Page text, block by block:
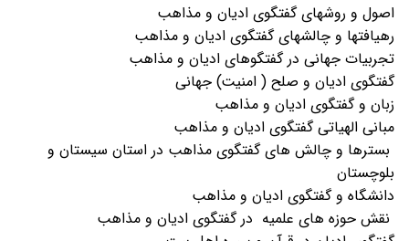
اصول و روشهای گفتگوی ادیان و مذاهب
رهیافت­ها و چالش­های گفتگوی ادیان و مذاهب
تجربیات جهانی در گفتگوهای ادیان و مذاهب
گفتگوی ادیان و صلح ( امنیت) جهانی
زبان و گفتگوی ادیان و مذاهب
مبانی الهیاتی گفتگوی ادیان و مذاهب
بسترها و چالش های گفتگوی مذاهب در استان سیستان و
بلوچستان
دانشگاه و گفتگوی ادیان و مذاهب
نقش حوزه های علمیه در گفتگوی ادیان و مذاهب